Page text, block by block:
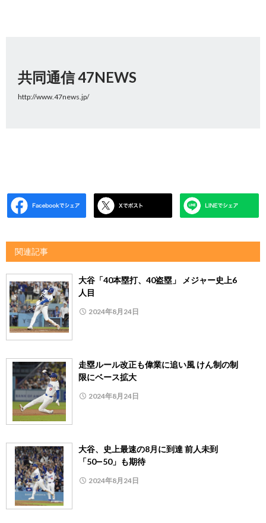
共同通信 47NEWS
http://www.47news.jp/
関連記事
大谷「40本塁打、40盗塁」 メジャー史上6
人目
2024年8月24日
走塁ルール改正も偉業に追い風 けん制の制
限にベース拡大
2024年8月24日
大谷、史上最速の8月に到達 前人未到
「50―50」も期待
2024年8月24日